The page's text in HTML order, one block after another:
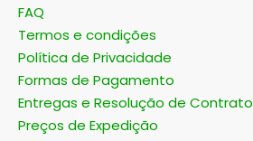
FAQ
Termos e condições
Política de Privacidade
Formas de Pagamento
Entregas e Resolução de Contrato
Preços de Expedição